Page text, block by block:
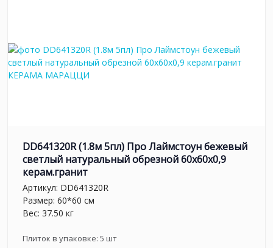
DD641320R (1.8м 5пл) Про Лаймстоун бежевый
светлый натуральный обрезной 60x60x0,9
керам.гранит
Артикул: DD641320R
Размер: 60*60 см
Вес: 37.50 кг
Плиток в упаковке: 5 шт